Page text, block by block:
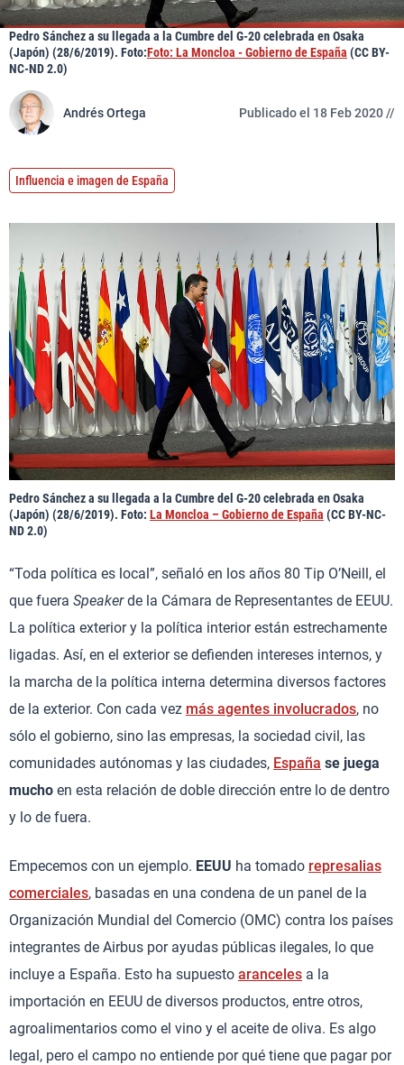
Pedro Sánchez a su llegada a la Cumbre del G-20 celebrada en Osaka
(Japón) (28/6/2019). Foto:Foto: La Moncloa - Gobierno de España (CC BY-
NC-ND 2.0)
Andrés Ortega Publicado el 18 Feb 2020 //
Influencia e imagen de España
Pedro Sánchez a su llegada a la Cumbre del G-20 celebrada en Osaka
(Japón) (28/6/2019). Foto: La Moncloa – Gobierno de España (CC BY-NC-
ND 2.0)
“Toda política es local”, señaló en los años 80 Tip O’Neill, el
que fuera Speakerde la Cámara de Representantes de EEUU.
La política exterior y la política interior están estrechamente
ligadas. Así, en el exterior se defienden intereses internos, y
la marcha de la política interna determina diversos factores
de la exterior. Con cada vez más agentes involucrados, no
sólo el gobierno, sino las empresas, la sociedad civil, las
comunidades autónomas y las ciudades, España se juega
mucho en esta relación de doble dirección entre lo de dentro
y lo de fuera.
Empecemos con un ejemplo. EEUU ha tomado represalias
comerciales, basadas en una condena de un panel de la
Organización Mundial del Comercio (OMC) contra los países
integrantes de Airbus por ayudas públicas ilegales, lo que
incluye a España. Esto ha supuesto aranceles a la
importación en EEUU de diversos productos, entre otros,
agroalimentarios como el vino y el aceite de oliva. Es algo
legal, pero el campo no entiende por qué tiene que pagar por